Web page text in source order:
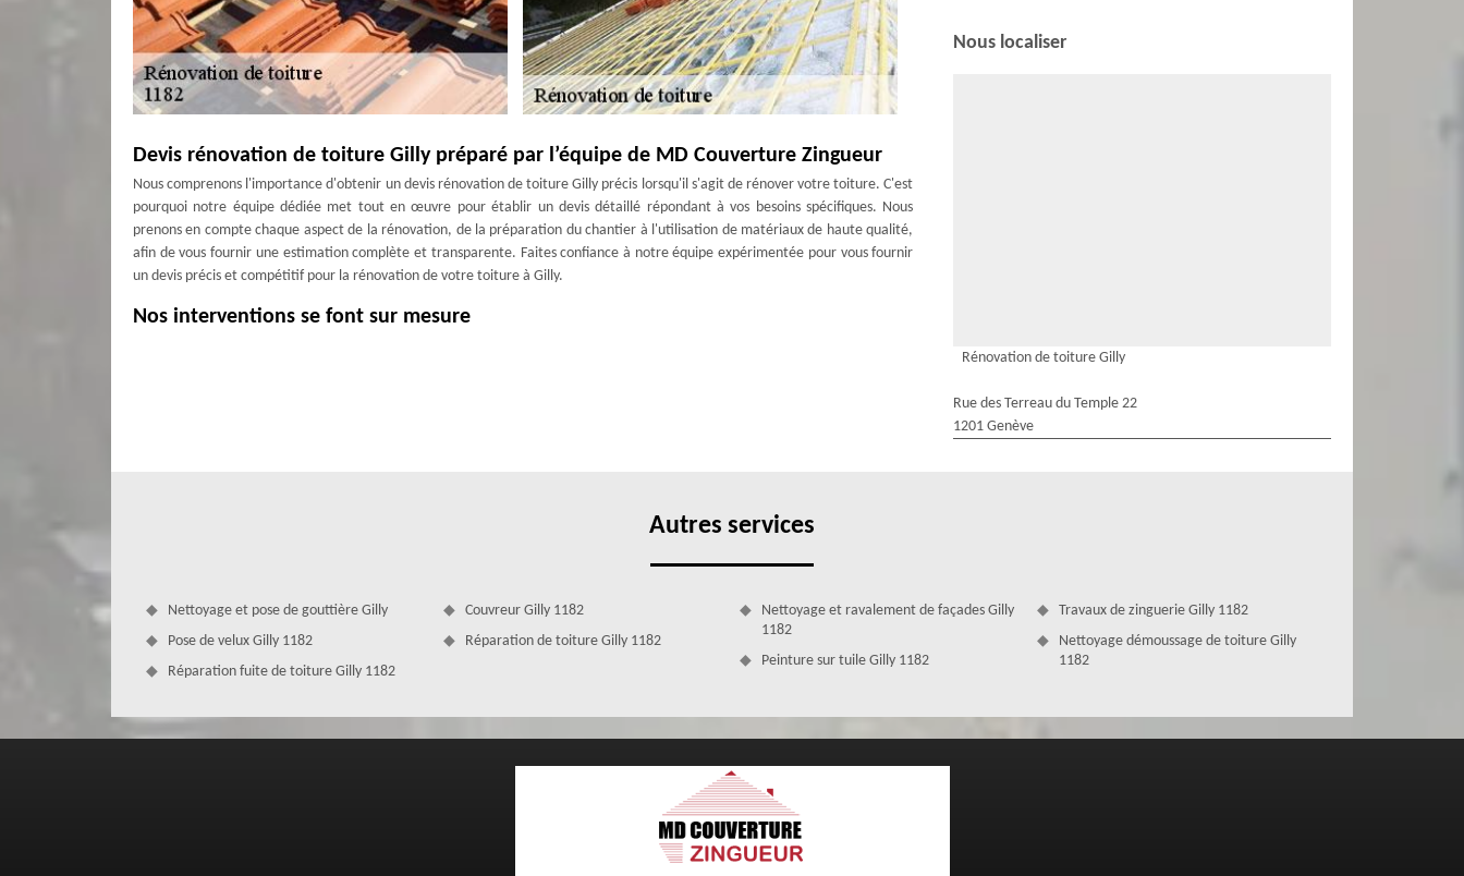
Devis rénovation de toiture Gilly préparé par l’équipe de MD Couverture Zingueur
Nous comprenons l'importance d'obtenir un devis rénovation de toiture Gilly précis lorsqu'il s'agit de rénover votre toiture. C'est
pourquoi notre équipe dédiée met tout en œuvre pour établir un devis détaillé répondant à vos besoins spécifiques. Nous
prenons en compte chaque aspect de la rénovation, de la préparation du chantier à l'utilisation de matériaux de haute qualité,
afin de vous fournir une estimation complète et transparente. Faites confiance à notre équipe expérimentée pour vous fournir
un devis précis et compétitif pour la rénovation de votre toiture à Gilly.
Nos interventions se font sur mesure
Une rénovation de charpente conforme aux normes avec le couvreur MD Couverture
Servant de support de tout le reste des éléments de la toiture, la charpente se doit d’être solide en toute circonstance. C’est
pour s’assurer du bon état de la charpente qu’il est indispensable de réaliser des travaux de rénovation de toiture, entre autres.
Nous localiser
Rénovation de toiture Gilly
Rue des Terreau du Temple 22
1201 Genève
Autres services
Nettoyage et pose de gouttière Gilly
Pose de velux Gilly 1182
Réparation fuite de toiture Gilly 1182
Couvreur Gilly 1182
Réparation de toiture Gilly 1182
Nettoyage et ravalement de façades Gilly
1182
Peinture sur tuile Gilly 1182
Travaux de zinguerie Gilly 1182
Nettoyage démoussage de toiture Gilly
1182